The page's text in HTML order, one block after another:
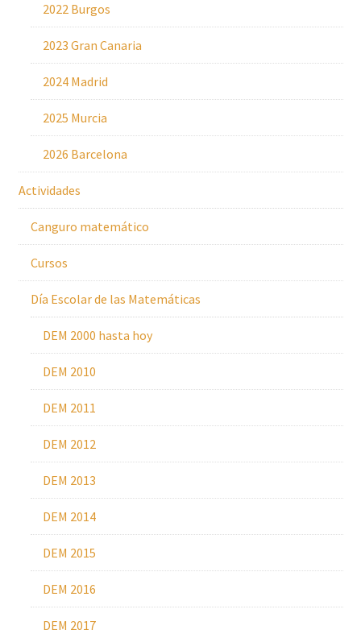
2022 Burgos
2023 Gran Canaria
2024 Madrid
2025 Murcia
2026 Barcelona
Actividades
Canguro matemático
Cursos
Día Escolar de las Matemáticas
DEM 2000 hasta hoy
DEM 2010
DEM 2011
DEM 2012
DEM 2013
DEM 2014
DEM 2015
DEM 2016
DEM 2017